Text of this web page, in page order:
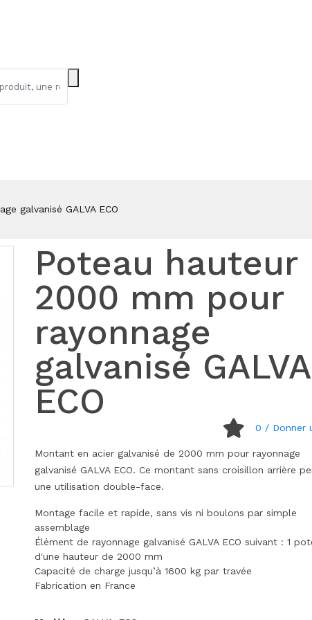
galvanisé GALVA ECO
Poteau hauteur
2000 mm pour
rayonnage
galvanisé GALVA
ECO
0 / Donner
Montant en acier galvanisé de 2000 mm pour rayonnage
galvanisé GALVA ECO. Ce montant sans croisillon arrière
une utilisation double-face.
Montage facile et rapide, sans vis ni boulons par simple
assemblage
Élément de rayonnage galvanisé GALVA ECO suivant : 1
d'une hauteur de 2000 mm
Capacité de charge jusqu’à 1600 kg par travée
Fabrication en France